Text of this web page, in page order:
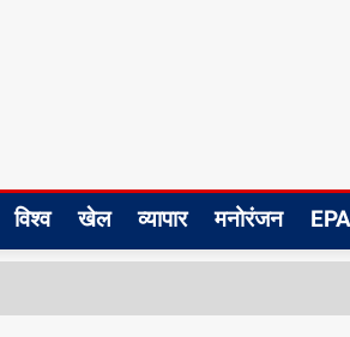
विश्व खेल व्यापार मनोरंजन